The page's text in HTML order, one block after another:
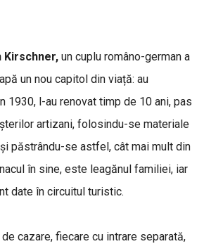
Kirschner, un cuplu româno-german a
un nou capitol din viață: au
1930, l-au renovat timp de 10 ani, pas
artizani, folosindu-se materiale
păstrându-se astfel, cât mai mult din
în sine, este leagănul familiei, iar
date în circuitul turistic.
cazare, fiecare cu intrare separată,